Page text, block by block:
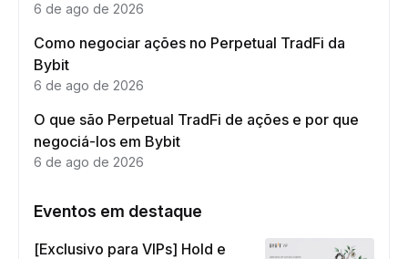
6 de ago de 2026
Como negociar ações no Perpetual TradFi da
Bybit
6 de ago de 2026
O que são Perpetual TradFi de ações e por que
negociá-los em Bybit
6 de ago de 2026
Eventos em destaque
[Exclusivo para VIPs] Hold e